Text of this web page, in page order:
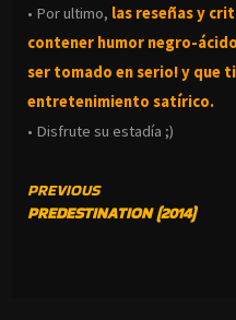
• Por ultimo, las reseñas y
contener humor negro-
ser tomado en serio! y que
entretenimiento satírico.
• Disfrute su estadía ;)
CONTINUE
READING
PREVIOUS
PREDESTINATION (2014)